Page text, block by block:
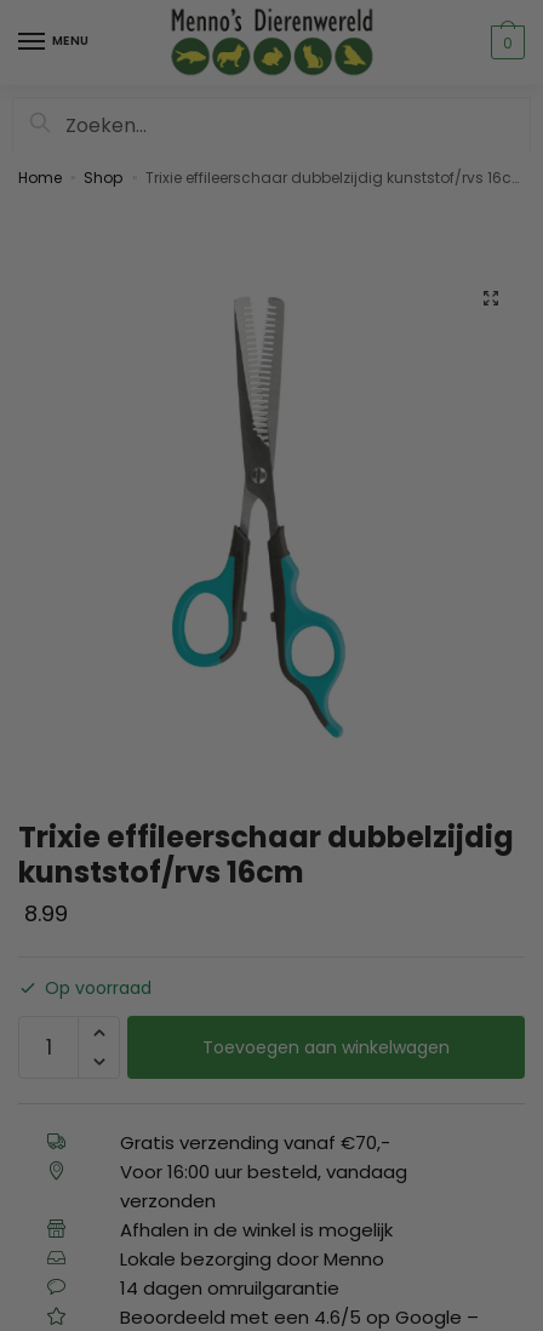
MENU 0
Home Shop Trixie effileerschaar dubbelzijdig kunststof/rvs 16cm
Trixie effileerschaar dubbelzijdig
kunststof/rvs 16cm
8.99
Op voorraad
Toevoegen aan winkelwagen
Gratis verzending vanaf €70,-
Voor 16:00 uur besteld, vandaag
verzonden
Afhalen in de winkel is mogelijk
Lokale bezorging door Menno
14 dagen omruilgarantie
Beoordeeld met een 4.6/5 op Google –